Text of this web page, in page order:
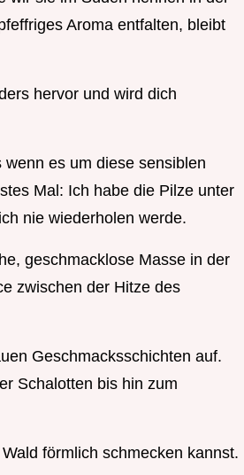
Aroma entfalten, bleibt
hervor und wird dich
es um diese sensiblen
Mal: Ich habe die Pilze unter
nie wiederholen werde.
geschmacklose Masse in der
zwischen der Hitze des
Geschmacksschichten auf.
Schalotten bis hin zum
förmlich schmecken kannst.